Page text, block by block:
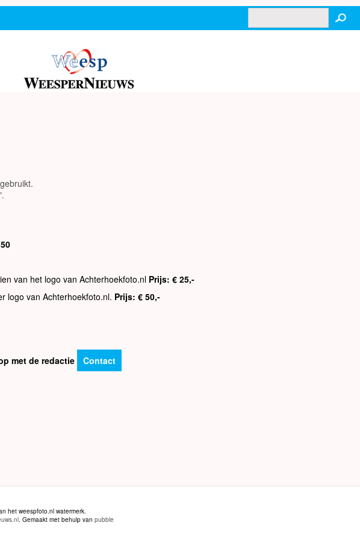
van het logo van Achterhoekfoto.nl Prijs: € 25,-
logo van Achterhoekfoto.nl. Prijs: € 50,-
met de redactie
Contact
het weespfoto.nl watermerk.
. Gemaakt met behulp vanpubble